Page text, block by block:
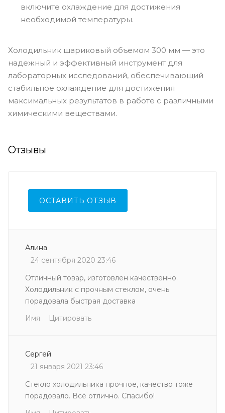
включите охлаждение для достижения
необходимой температуры.
Холодильник шариковый объемом 300 мм — это
надежный и эффективный инструмент для
лабораторных исследований, обеспечивающий
стабильное охлаждение для достижения
максимальных результатов в работе с различными
химическими веществами.
Отзывы
ОСТАВИТЬ ОТЗЫВ
Алина
24 сентября 2020 23:46
Отличный товар, изготовлен качественно.
Холодильник с прочным стеклом, очень
порадовала быстрая доставка
Имя
Цитировать
Сергей
21 января 2021 23:46
Стекло холодильника прочное, качество тоже
порадовало. Всё отлично. Спасибо!